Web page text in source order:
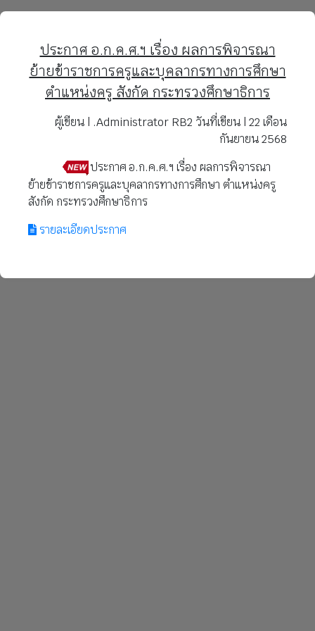
ประกาศ อ.ก.ค.ศ.ฯ เรื่อง ผลการพิจารณา
ย้ายข้าราชการครูและบุคลากรทางการศึกษา
ตำแหน่งครู สังกัด กระทรวงศึกษาธิการ
ผู้เขียน | .Administrator RB2 วันที่เขียน | 22 เดือน
กันยายน 2568
ประกาศ อ.ก.ค.ศ.ฯ เรื่อง ผลการพิจารณา
ย้ายข้าราชการครูและบุคลากรทางการศึกษา ตำแหน่งครู
สังกัด กระทรวงศึกษาธิการ
รายละเอียดประกาศ